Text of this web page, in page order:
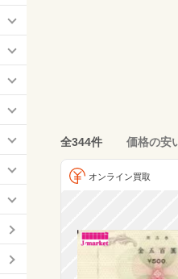
全344件 価格の安
オンライン買取